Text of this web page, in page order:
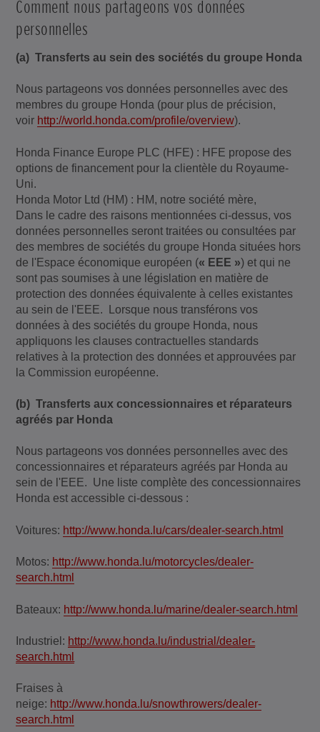
Comment nous partageons vos données
personnelles
(a) Transferts au sein des sociétés du groupe Honda
Nous partageons vos données personnelles avec des
membres du groupe Honda (pour plus de précision,
voir http://world.honda.com/profile/overview).
Honda Finance Europe PLC (HFE) : HFE propose des
options de financement pour la clientèle du Royaume-
Uni.
Honda Motor Ltd (HM) : HM, notre société mère,
Dans le cadre des raisons mentionnées ci-dessus, vos
données personnelles seront traitées ou consultées par
des membres de sociétés du groupe Honda situées hors
de l'Espace économique européen (« EEE ») et qui ne
sont pas soumises à une législation en matière de
protection des données équivalente à celles existantes
au sein de l'EEE. Lorsque nous transférons vos
données à des sociétés du groupe Honda, nous
appliquons les clauses contractuelles standards
relatives à la protection des données et approuvées par
la Commission européenne.
(b) Transferts aux concessionnaires et réparateurs
agréés par Honda
Nous partageons vos données personnelles avec des
concessionnaires et réparateurs agréés par Honda au
sein de l'EEE. Une liste complète des concessionnaires
Honda est accessible ci-dessous :
Voitures: http://www.honda.lu/cars/dealer-search.html
Motos: http://www.honda.lu/motorcycles/dealer-
search.html
Bateaux: http://www.honda.lu/marine/dealer-search.html
Industriel: http://www.honda.lu/industrial/dealer-
search.html
Fraises à
neige: http://www.honda.lu/snowthrowers/dealer-
search.html